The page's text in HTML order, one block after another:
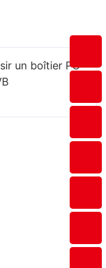
un boîtier PC